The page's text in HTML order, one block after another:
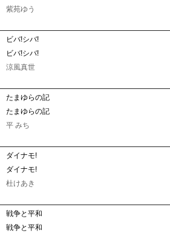
紫苑ゆう
ビバ!シバ!
ビバ!シバ!
涼風真世
たまゆらの記
たまゆらの記
平 みち
ダイナモ!
ダイナモ!
杜けあき
戦争と平和
戦争と平和